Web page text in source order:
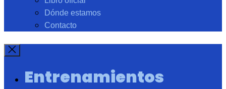
Dónde estamos
Contacto
Entrenamientos